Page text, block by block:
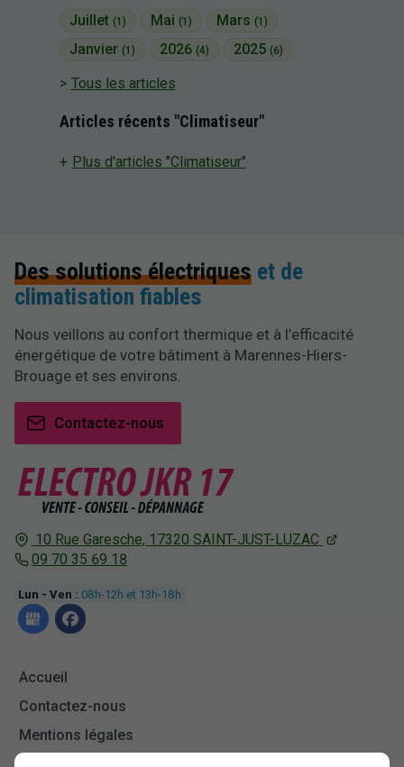
Juillet (1) Mai (1) Mars (1)
Janvier (1) 2026 (4) 2025 (6)
Tous les articles
Articles récents "Climatiseur"
Plus d'articles "Climatiseur"
10 Rue Garesche, 17320 SAINT-JUST-LUZAC
09 70 35 69 18
Lun - Ven : 08h-12h et 13h-18h
Accueil
Contactez-nous
Mentions légales
Des solutions électriques et de
climatisation fiables
Nous veillons au confort thermique et à l’efficacité
énergétique de votre bâtiment à Marennes-Hiers-
Brouage et ses environs.
Contactez-nous